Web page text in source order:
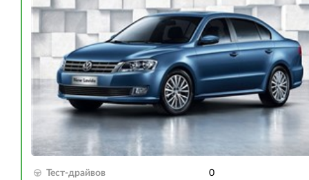
Тест-драйвов 0